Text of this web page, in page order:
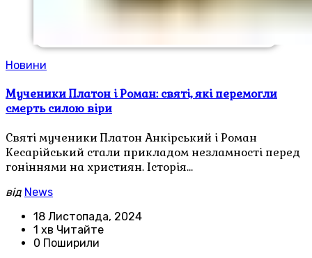
Новини
Мученики Платон і Роман: святі, які перемогли
смерть силою віри
Святі мученики Платон Анкірський і Роман
Кесарійський стали прикладом незламності перед
гоніннями на християн. Історія…
від News
18 Листопада, 2024
1 хв Читайте
0 Поширили